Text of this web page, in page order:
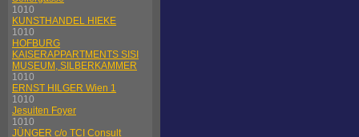
1010
KUNSTHANDEL HIEKE
1010
HOFBURG
KAISERAPPARTMENTS SISI
MUSEUM, SILBERKAMMER
1010
ERNST HILGER Wien 1
1010
Jesuiten Foyer
1010
JÜNGER c/o TCI Consult